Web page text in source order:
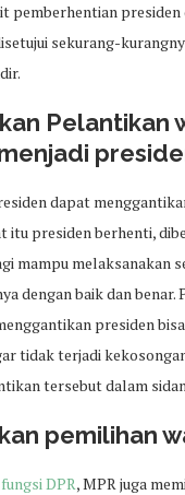
pemberhentian presiden
sekurang-
Pelantikan
dapat
itu presiden berhenti,
mampu melaksanakan
dengan baik dan benar.
presiden
tidak terjadi
tersebut dalam
pemilihan
fungsi DPR, MPR juga